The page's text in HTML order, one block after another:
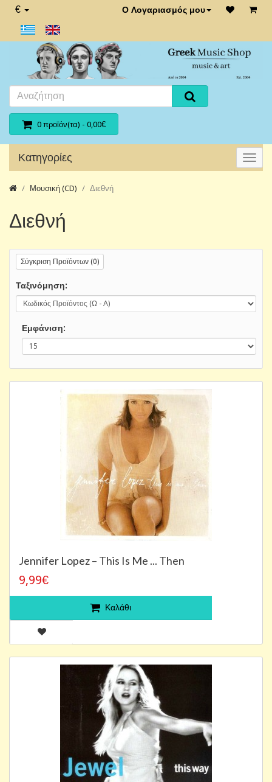
€ Ο Λογαριασμός μου
0 προϊόν(τα) - 0,00€
Κατηγορίες
Μουσική (CD) Διεθνή
Διεθνή
Σύγκριση Προϊόντων (0)
Ταξινόμηση:
Εμφάνιση:
Jennifer Lopez – This Is Me ... Then
9,99€
Καλάθι